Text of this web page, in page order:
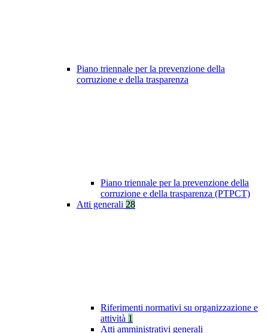
Piano triennale per la prevenzione della
corruzione e della trasparenza
Piano triennale per la prevenzione della
corruzione e della trasparenza (PTPCT)
Atti generali 28
Riferimenti normativi su organizzazione e
attività 1
Atti amministrativi generali